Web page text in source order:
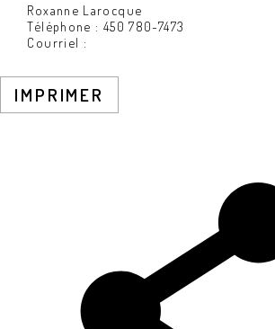
Roxanne Larocque
Téléphone : 450 780-7473
Courriel :
IMPRIMER